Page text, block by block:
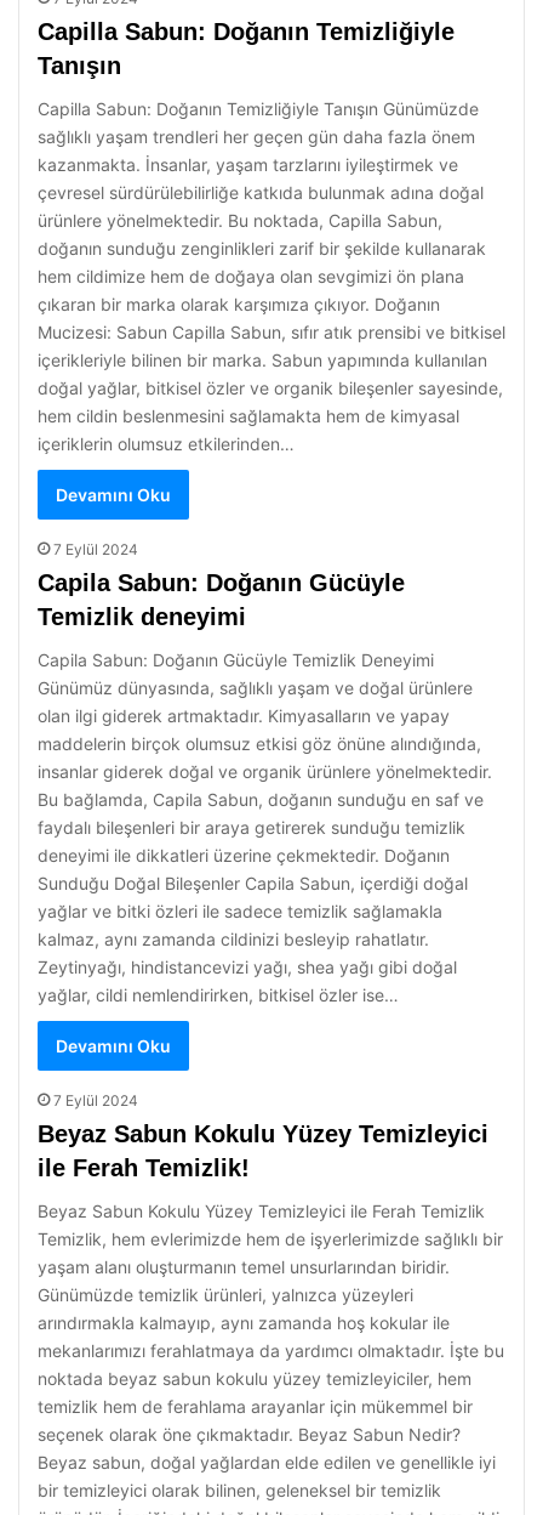
Capilla Sabun: Doğanın Temizliğiyle
Tanışın
Capilla Sabun: Doğanın Temizliğiyle Tanışın Günümüzde
sağlıklı yaşam trendleri her geçen gün daha fazla önem
kazanmakta. İnsanlar, yaşam tarzlarını iyileştirmek ve
çevresel sürdürülebilirliğe katkıda bulunmak adına doğal
ürünlere yönelmektedir. Bu noktada, Capilla Sabun,
doğanın sunduğu zenginlikleri zarif bir şekilde kullanarak
hem cildimize hem de doğaya olan sevgimizi ön plana
çıkaran bir marka olarak karşımıza çıkıyor. Doğanın
Mucizesi: Sabun Capilla Sabun, sıfır atık prensibi ve bitkisel
içerikleriyle bilinen bir marka. Sabun yapımında kullanılan
doğal yağlar, bitkisel özler ve organik bileşenler sayesinde,
hem cildin beslenmesini sağlamakta hem de kimyasal
içeriklerin olumsuz etkilerinden…
Devamını Oku
7 Eylül 2024
Capila Sabun: Doğanın Gücüyle
Temizlik deneyimi
Capila Sabun: Doğanın Gücüyle Temizlik Deneyimi
Günümüz dünyasında, sağlıklı yaşam ve doğal ürünlere
olan ilgi giderek artmaktadır. Kimyasalların ve yapay
maddelerin birçok olumsuz etkisi göz önüne alındığında,
insanlar giderek doğal ve organik ürünlere yönelmektedir.
Bu bağlamda, Capila Sabun, doğanın sunduğu en saf ve
faydalı bileşenleri bir araya getirerek sunduğu temizlik
deneyimi ile dikkatleri üzerine çekmektedir. Doğanın
Sunduğu Doğal Bileşenler Capila Sabun, içerdiği doğal
yağlar ve bitki özleri ile sadece temizlik sağlamakla
kalmaz, aynı zamanda cildinizi besleyip rahatlatır.
Zeytinyağı, hindistancevizi yağı, shea yağı gibi doğal
yağlar, cildi nemlendirirken, bitkisel özler ise…
Devamını Oku
7 Eylül 2024
Beyaz Sabun Kokulu Yüzey Temizleyici
ile Ferah Temizlik!
Beyaz Sabun Kokulu Yüzey Temizleyici ile Ferah Temizlik
Temizlik, hem evlerimizde hem de işyerlerimizde sağlıklı bir
yaşam alanı oluşturmanın temel unsurlarından biridir.
Günümüzde temizlik ürünleri, yalnızca yüzeyleri
arındırmakla kalmayıp, aynı zamanda hoş kokular ile
mekanlarımızı ferahlatmaya da yardımcı olmaktadır. İşte bu
noktada beyaz sabun kokulu yüzey temizleyiciler, hem
temizlik hem de ferahlama arayanlar için mükemmel bir
seçenek olarak öne çıkmaktadır. Beyaz Sabun Nedir?
Beyaz sabun, doğal yağlardan elde edilen ve genellikle iyi
bir temizleyici olarak bilinen, geleneksel bir temizlik